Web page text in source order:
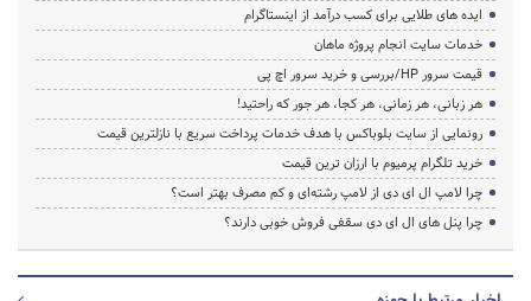
ایده های طلایی برای کسب درآمد از اینستاگرام
خدمات سایت انجام پروژه ماهان
قیمت سرور HP/بررسی و خرید سرور اچ پی
هر زبانی، هر زمانی، هر کجا، هر جور که راحتید!
رونمایی از سایت بلوباکس با هدف خدمات پرداخت سریع با نازلترین قیمت
خرید تلگرام پرمیوم با ارزان ترین قیمت
چرا لامپ ال ای دی از لامپ رشته‌ای و کم مصرف بهتر است؟
چرا پنل های ال ای دی سقفی فروش خوبی دارند؟